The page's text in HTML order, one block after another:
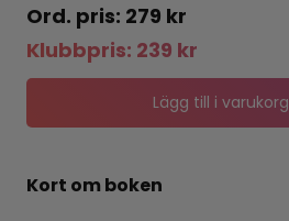
279 kr
Klubbpris: 239 kr
Lägg till i varukorg
Kort om boken